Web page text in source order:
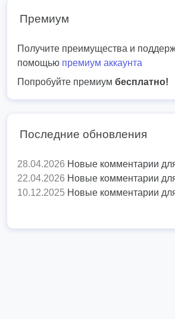
Премиум
Получите преимущества и
помощью премиум аккаунта
Попробуйте премиум бесплатно!
Последние обновления
28.04.2026 Новые комментарии
22.04.2026 Новые комментарии
10.12.2025 Новые комментарии